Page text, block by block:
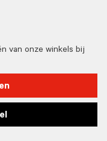
van onze winkels bij